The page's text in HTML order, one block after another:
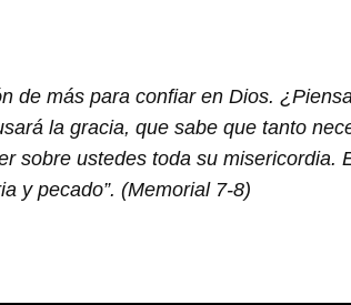
de más para confiar en Dios.
la gracia, que sabe que tanto
sobre ustedes toda su misericordia.
y pecado”. (Memorial 7-8)